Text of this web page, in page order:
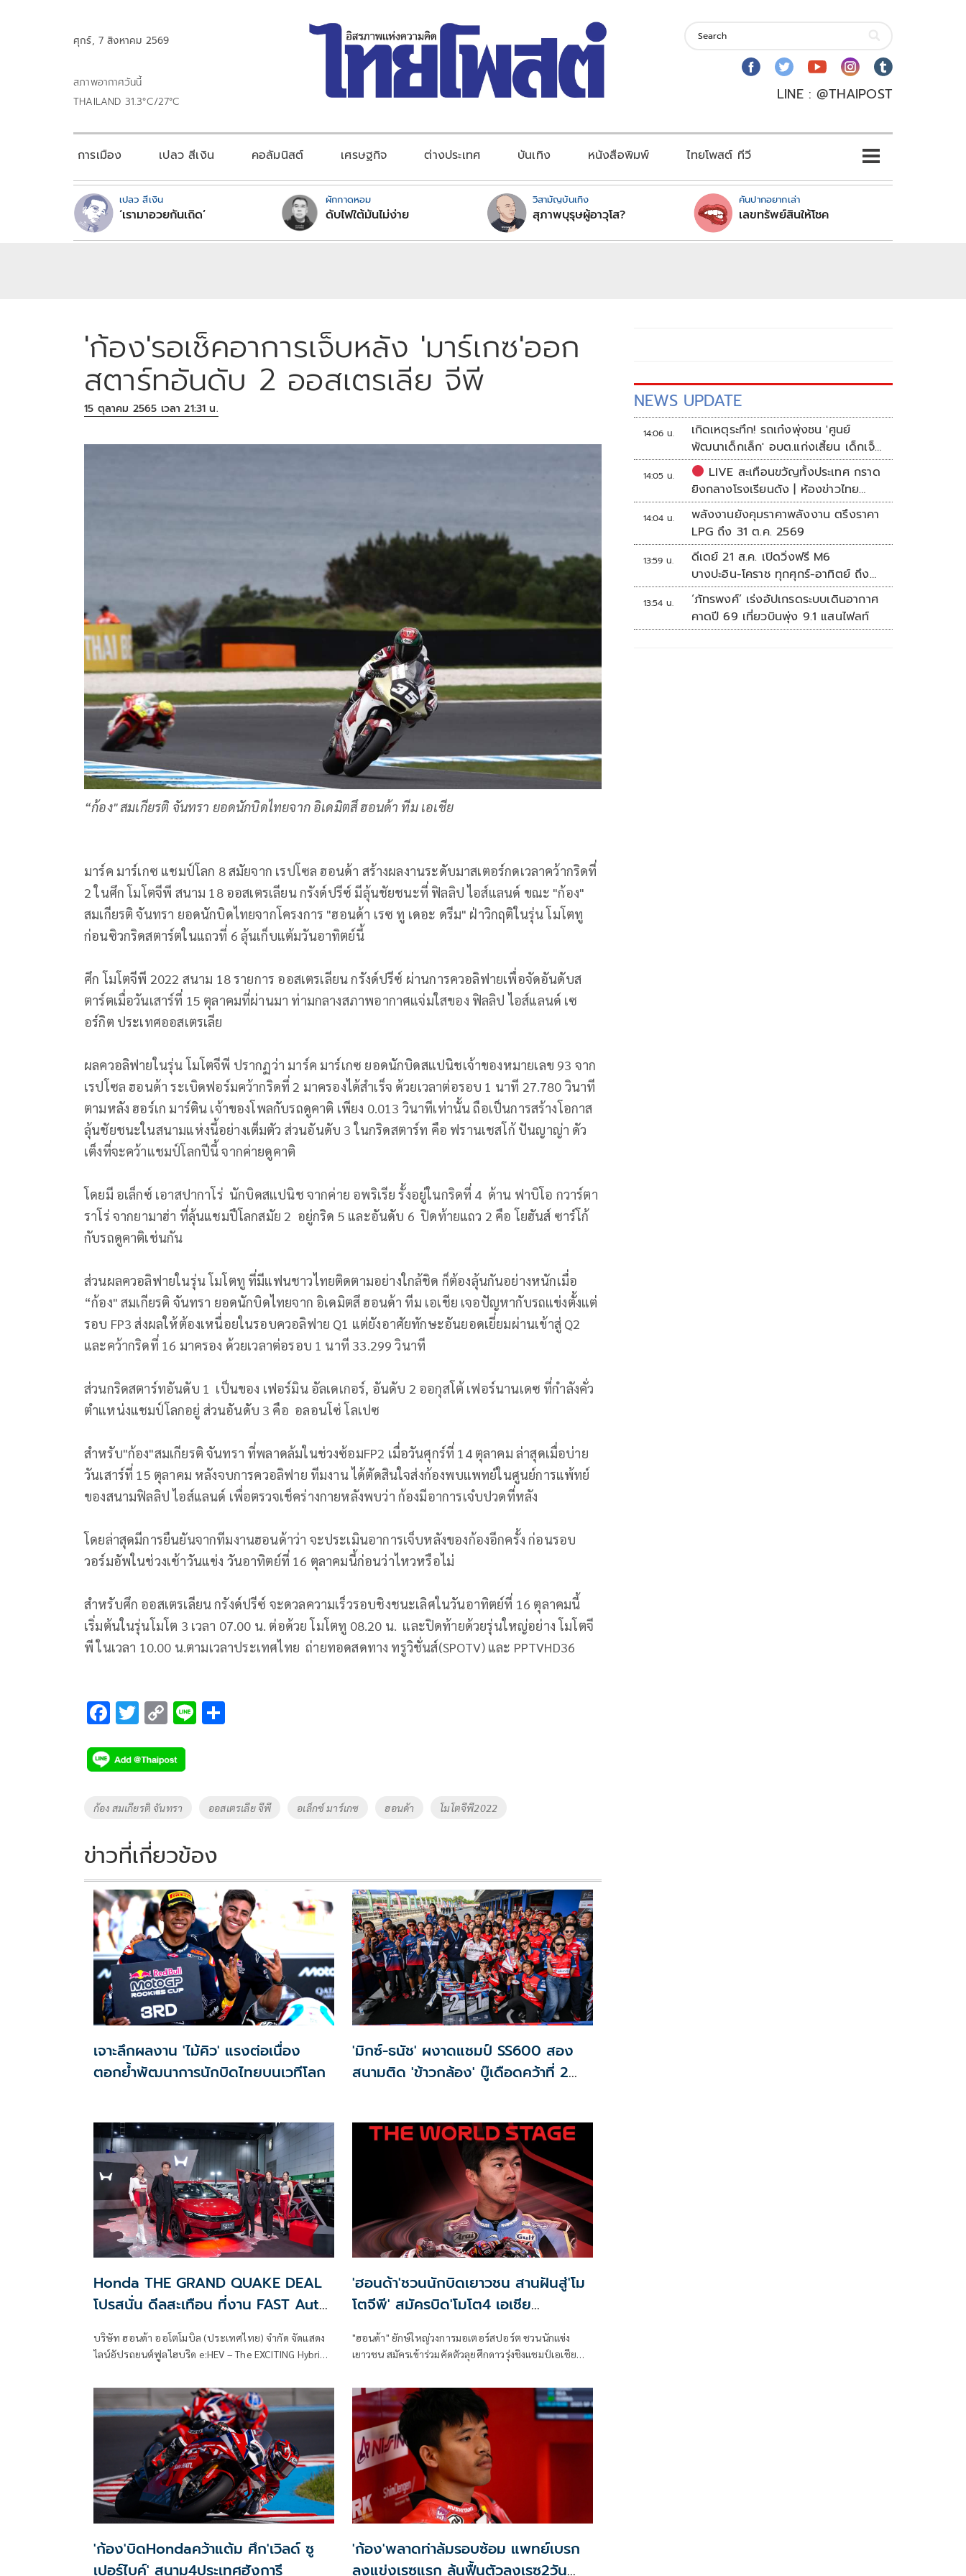
ศุกร์, 7 สิงหาคม 2569
สภาพอากาศวันนี้
THAILAND 31.3°C/27°C
LINE : @THAIPOST
การเมือง เปลว สีเงิน คอลัมนิสต์ เศรษฐกิจ ต่างประเทศ บันเทิง หนังสือพิมพ์ ไทยโพสต์ ทีวี
เปลว สีเงิน
‘เรามาอวยกันเถิด’
ผักกาดหอม
ดับไฟใต้มันไม่ง่าย
วิสามัญบันเทิง
สุภาพบุรุษผู้อาวุโส?
คันปากอยากเล่า
เลขทรัพย์สินให้โชค
'ก้อง'รอเช็คอาการเจ็บหลัง 'มาร์เกซ'ออก
สตาร์ทอันดับ 2 ออสเตรเลีย จีพี
15 ตุลาคม 2565 เวลา 21:31 น.
“ก้อง" สมเกียรติ จันทรา ยอดนักบิดไทยจาก อิเดมิตสึ ฮอนด้า ทีม เอเชีย
มาร์ค มาร์เกซ แชมป์โลก 8 สมัยจาก เรปโซล ฮอนด้า สร้างผลงานระดับมาสเตอร์กดเวลาคว้ากริดที่
2 ในศึก โมโตจีพี สนาม 18 ออสเตรเลียน กรังด์ปรีซ์ มีลุ้นชัยชนะที่ ฟิลลิป ไอส์แลนด์ ขณะ "ก้อง"
สมเกียรติ จันทรา ยอดนักบิดไทยจากโครงการ "ฮอนด้า เรซ ทู เดอะ ดรีม" ฝ่าวิกฤติในรุ่น โมโตทู
ก่อนซิวกริดสตาร์ตในแถวที่ 6 ลุ้นเก็บแต้มวันอาทิตย์นี้
ศึก โมโตจีพี 2022 สนาม 18 รายการ ออสเตรเลียน กรังด์ปรีซ์ ผ่านการควอลิฟายเพื่อจัดอันดับส
ตาร์ตเมื่อวันเสาร์ที่ 15 ตุลาคมที่ผ่านมา ท่ามกลางสภาพอากาศแจ่มใสของ ฟิลลิป ไอส์แลนด์ เซ
อร์กิต ประเทศออสเตรเลีย
ผลควอลิฟายในรุ่น โมโตจีพี ปรากฏว่า มาร์ค มาร์เกซ ยอดนักบิดสแปนิชเจ้าของหมายเลข 93 จาก
เรปโซล ฮอนด้า ระเบิดฟอร์มคว้ากริดที่ 2 มาครองได้สำเร็จ ด้วยเวลาต่อรอบ 1 นาที 27.780 วินาที
ตามหลัง ฮอร์เก มาร์ติน เจ้าของโพลกับรถดูคาติ เพียง 0.013 วินาทีเท่านั้น ถือเป็นการสร้างโอกาส
ลุ้นชัยชนะในสนามแห่งนี้อย่างเต็มตัว ส่วนอันดับ 3 ในกริดสตาร์ท คือ ฟรานเชสโก้ ปันญาญ่า ดัว
เต็งที่จะคว้าแชมป์โลกปีนี้ จากค่ายดูคาติ
โดยมี อเล็กซ์ เอาสปากาโร่ นักบิดสแปนิช จากค่าย อพริเรีย รั้งอยู่ในกริดที่ 4 ด้าน ฟาบิโอ กวาร์ตา
ราโร่ จากยามาฮ่า ที่ลุ้นแชมปืโลกสมัย 2 อยู่กริด 5 และอันดับ 6 ปิดท้ายแถว 2 คือ โยฮันส์ ซาร์โก้
กับรถดูคาติเช่นกัน
ส่วนผลควอลิฟายในรุ่น โมโตทู ที่มีแฟนชาวไทยติดตามอย่างใกล้ชิด ก็ต้องลุ้นกันอย่างหนักเมื่อ
“ก้อง" สมเกียรติ จันทรา ยอดนักบิดไทยจาก อิเดมิตสึ ฮอนด้า ทีม เอเชีย เจอปัญหากับรถแข่งตั้งแต่
รอบ FP3 ส่งผลให้ต้องเหนื่อยในรอบควอลิฟาย Q1 แต่ยังอาศัยทักษะอันยอดเยี่ยมผ่านเข้าสู่ Q2
และคว้ากริดที่ 16 มาครอง ด้วยเวลาต่อรอบ 1 นาที 33.299 วินาที
ส่วนกริดสตาร์ทอันดับ 1 เป็นของ เฟอร์มิน อัลเดเกอร์, อันดับ 2 ออกุสโต้ เฟอร์นานเดซ ที่กำลังคั่ว
ตำแหน่งแชมป์โลกอยู่ ส่วนอันดับ 3 คือ อลอนโซ่ โลเปซ
สำหรับ"ก้อง"สมเกียรติ จันทรา ที่พลาดล้มในช่วงซ้อมFP2 เมื่อวันศุกร์ที่ 14 ตุลาคม ล่าสุดเมื่อบ่าย
วันเสาร์ที่ 15 ตุลาคม หลังจบการควอลิฟาย ทีมงาน ได้ตัดสินใจส่งก้องพบแพทย์ในศูนย์การแพ้ทย์
ของสนามฟิลลิป ไอส์แลนด์ เพื่อตรวจเช็คร่างกายหลังพบว่า ก้องมีอาการเจํบปวดที่หลัง
โดยล่าสุดมีการยืนยันจากทีมงานฮอนด้าว่า จะประเมินอาการเจ็บหลังของก้องอีกครั้ง ก่อนรอบ
วอร์มอัพในช่วงเช้าวันแข่ง วันอาทิตย์ที่ 16 ตุลาคมนี้ก่อนว่าไหวหรือไม่
สำหรับศึก ออสเตรเลียน กรังด์ปรีซ์ จะดวลความเร็วรอบชิงชนะเลิศในวันอาทิตย์ที่ 16 ตุลาคมนี้
เริ่มต้นในรุ่นโมโต 3 เวลา 07.00 น. ต่อด้วย โมโตทู 08.20 น. และปิดท้ายด้วยรุ่นใหญ่อย่าง โมโตจี
พี ในเวลา 10.00 น.ตามเวลาประเทศไทย ถ่ายทอดสดทาง ทรูวิชั่นส์(SPOTV) และ PPTVHD36
F
e
b
o
k
T
tt
er
C
p
y
Li
k
Li
Tags
ก้อง สมเกียรติ จันทรา ออสเตรเลีย จีพี อเล็กซ์ มาร์เกซ ฮอนด้า โมโตจีพี2022
ข่าวที่เกี่ยวข้อง
เจาะลึกผลงาน 'ไม้คิว' แรงต่อเนื่อง
ตอกย้ำพัฒนาการนักบิดไทยบนเวทีโลก
'มิกซ์-ธนัช' ผงาดแชมป์ SS600 สอง
สนามติด 'ข้าวกล้อง' บู๊เดือดคว้าที่ 2
Honda THE GRAND QUAKE DEAL
โปรสนั่น ดีลสะเทือน ที่งาน FAST Auto
บริษัท ฮอนด้า ออโตโมบิล (ประเทศไทย) จำกัด จัดแสดง
ไลน์อัปรถยนต์ฟูลไฮบริด e:HEV – The EXCITING Hybrid
'ฮอนด้า'ชวนนักบิดเยาวชน สานฝันสู่'โม
โตจีพี' สมัครบิด'โมโต4 เอเชีย
"ฮอนด้า" ยักษ์ใหญ่วงการมอเตอร์สปอร์ต ชวนนักแข่ง
เยาวชน สมัครเข้าร่วมคัดตัวลุยศึกดาวรุ่งชิงแชมป์เอเชีย
Idemitsu Moto4 Asia Cup) ปูทางสู่ โมโตจีพี ตามรอยรุ่น
พี่ในอนาคต
'ก้อง'บิดHondaคว้าแต้ม ศึก'เวิลด์ ซู
เปอร์ไบค์' สนาม4ประเทศฮังการี
'ก้อง'พลาดท่าล้มรอบซ้อม แพทย์เบรก
ลงแข่งเรซแรก ลุ้นฟื้นตัวลงเรซ2วัน
NEWS UPDATE
14:06 น.
เกิดเหตุระทึก! รถเก๋งพุ่งชน 'ศูนย์
พัฒนาเด็กเล็ก' อบต.แก่งเสี้ยน เด็กเจ็บ
กว่า 10 ราย
14:05 น.
LIVE สะเทือนขวัญทั้งประเทศ กราด
ยิงกลางโรงเรียนดัง | ห้องข่าวไทย
โพสต์
14:04 น.
พลังงานยังคุมราคาพลังงาน ตรึงราคา
LPG ถึง 31 ต.ค. 2569
13:59 น.
ดีเดย์ 21 ส.ค. เปิดวิ่งฟรี M6
บางปะอิน-โคราช ทุกศุกร์-อาทิตย์ ถึง
สิ้นปี 69
13:54 น.
‘ภัทรพงศ์’ เร่งอัปเกรดระบบเดินอากาศ
คาดปี 69 เที่ยวบินพุ่ง 9.1 แสนไฟลท์